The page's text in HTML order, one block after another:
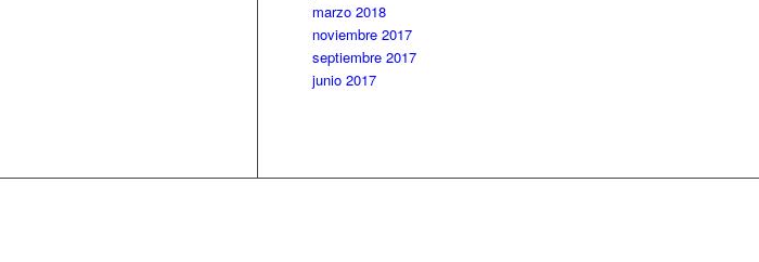
marzo 2018
noviembre 2017
septiembre 2017
junio 2017